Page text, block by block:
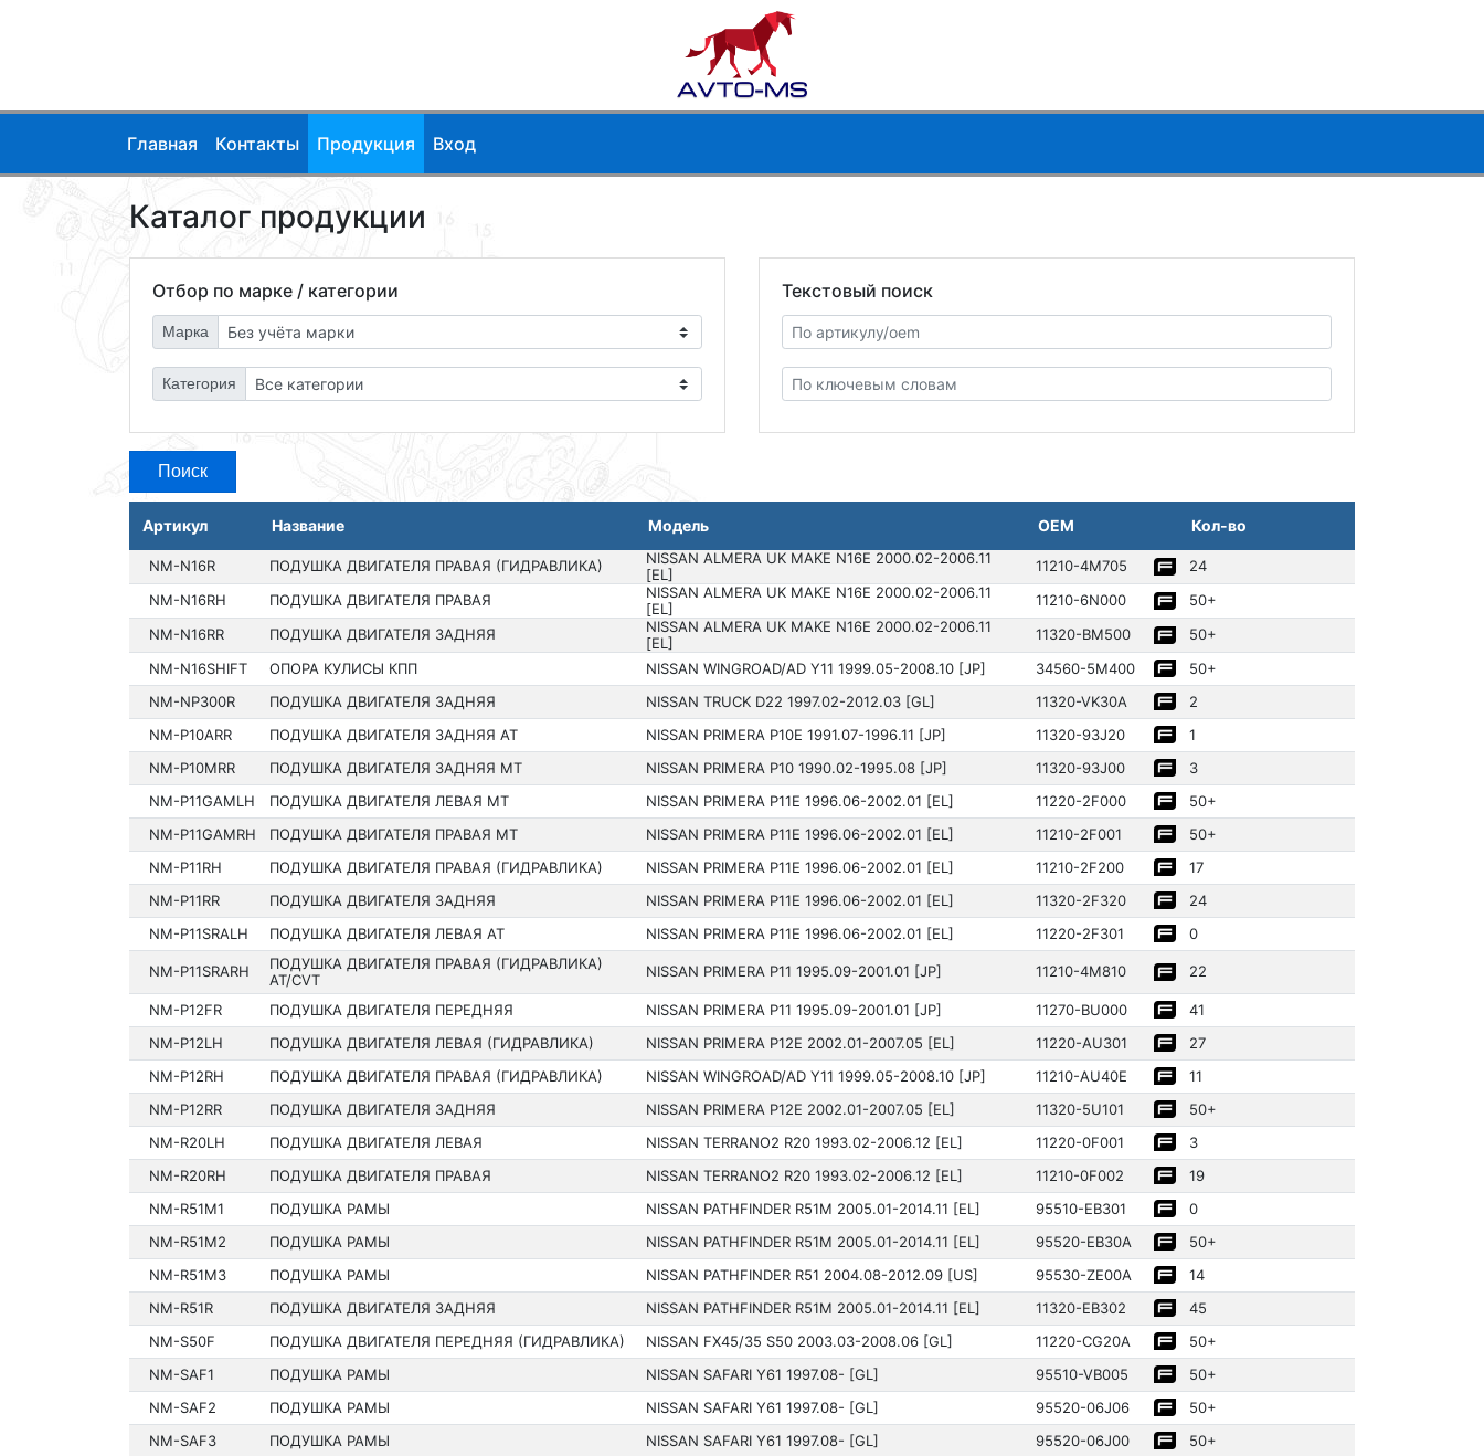
Главная Контакты Продукция Вход
Каталог продукции
Отбор по марке / категории
Марка
Категория
Текстовый поиск
Поиск
Артикул Название Модель OEM Кол-во
NM-N16R ПОДУШКА ДВИГАТЕЛЯ ПРАВАЯ (ГИДРАВЛИКА)
NISSAN ALMERA UK MAKE N16E 2000.02-2006.11
[EL]
11210­-4M705
24
NM-N16RH
ПОДУШКА ДВИГАТЕЛЯ ПРАВАЯ
NISSAN ALMERA UK MAKE N16E 2000.02-2006.11
[EL]
11210­-6N000
50+
NM-N16RR
ПОДУШКА ДВИГАТЕЛЯ ЗАДНЯЯ
NISSAN ALMERA UK MAKE N16E 2000.02-2006.11
[EL]
11320­-BM500
50+
NM-N16SHIFT
ОПОРА КУЛИСЫ КПП NISSAN WINGROAD/AD Y11 199­9.05-2008.10 [JP] 34560­-5M400
50+
NM-NP300R
ПОДУШКА ДВИГАТЕЛЯ ЗАДНЯЯ NISSAN TRUCK D22 199­7.02-2012.03 [GL] 11320­-VK30A
2
NM-P10ARR
ПОДУШКА ДВИГАТЕЛЯ ЗАДНЯЯ AT NISSAN PRIMERA P10E 1991.07-1996.11 [JP] 11320­-93J20
1
NM-P10MRR
ПОДУШКА ДВИГАТЕЛЯ ЗАДНЯЯ MT NISSAN PRIMERA P10 199­0.02-1995.08 [JP] 11320­-93J00
3
NM-P11GAMLH
ПОДУШКА ДВИГАТЕЛЯ ЛЕВАЯ MT NISSAN PRIMERA P11E 1996.06-2002.01 [EL] 11220­-2F000
50+
NM-P11GAMRH
ПОДУШКА ДВИГАТЕЛЯ ПРАВАЯ MT NISSAN PRIMERA P11E 1996.06-2002.01 [EL] 11210­-2F001
50+
NM-P11RH
ПОДУШКА ДВИГАТЕЛЯ ПРАВАЯ (ГИДРАВЛИКА) NISSAN PRIMERA P11E 1996.06-2002.01 [EL] 11210­-2F200
17
NM-P11RR
ПОДУШКА ДВИГАТЕЛЯ ЗАДНЯЯ NISSAN PRIMERA P11E 1996.06-2002.01 [EL] 11320­-2F320
24
NM-P11SRALH
ПОДУШКА ДВИГАТЕЛЯ ЛЕВАЯ AT NISSAN PRIMERA P11E 1996.06-2002.01 [EL] 11220­-2F301 0
NM-P11SRARH
ПОДУШКА ДВИГАТЕЛЯ ПРАВАЯ (ГИДРАВЛИКА)
AT/CVT
NISSAN PRIMERA P11 199­5.09-2001.01 [JP] 11210­-4M810 22
NM-P12FR ПОДУШКА ДВИГАТЕЛЯ ПЕРЕДНЯЯ NISSAN PRIMERA P11 199­5.09-2001.01 [JP] 11270­-BU000
41
NM-P12LH
ПОДУШКА ДВИГАТЕЛЯ ЛЕВАЯ (ГИДРАВЛИКА) NISSAN PRIMERA P12E 2002.01-2007.05 [EL] 11220­-AU301
27
NM-P12RH
ПОДУШКА ДВИГАТЕЛЯ ПРАВАЯ (ГИДРАВЛИКА) NISSAN WINGROAD/AD Y11 199­9.05-2008.10 [JP] 11210­-AU40E
11
NM-P12RR
ПОДУШКА ДВИГАТЕЛЯ ЗАДНЯЯ NISSAN PRIMERA P12E 2002.01-2007.05 [EL] 11320­-5U101
50+
NM-R20LH
ПОДУШКА ДВИГАТЕЛЯ ЛЕВАЯ NISSAN TERRANO2 R20 199­3.02-2006.12 [EL] 11220­-0F001
3
NM-R20RH
ПОДУШКА ДВИГАТЕЛЯ ПРАВАЯ NISSAN TERRANO2 R20 199­3.02-2006.12 [EL] 11210­-0F002
19
NM-R51M1
ПОДУШКА РАМЫ NISSAN PATHFINDER R51M 2005.01-2014.11 [EL] 95510­-EB301
0
NM-R51M2
ПОДУШКА РАМЫ NISSAN PATHFINDER R51M 2005.01-2014.11 [EL] 95520­-EB30A
50+
NM-R51M3
ПОДУШКА РАМЫ NISSAN PATHFINDER R51 200­4.08-2012.09 [US] 95530­-ZE00A
14
NM-R51R
ПОДУШКА ДВИГАТЕЛЯ ЗАДНЯЯ NISSAN PATHFINDER R51M 2005.01-2014.11 [EL] 11320­-EB302
45
NM-S50F
ПОДУШКА ДВИГАТЕЛЯ ПЕРЕДНЯЯ (ГИДРАВЛИКА) NISSAN FX45/35 S50 200­3.03-2008.06 [GL] 11220­-CG20A
50+
NM-SAF1
ПОДУШКА РАМЫ NISSAN SAFARI Y61 199­7.08- [GL] 95510­-VB005
50+
NM-SAF2
ПОДУШКА РАМЫ NISSAN SAFARI Y61 199­7.08- [GL] 95520­-06J06
50+
NM-SAF3
ПОДУШКА РАМЫ NISSAN SAFARI Y61 199­7.08- [GL] 95520­-06J00
50+